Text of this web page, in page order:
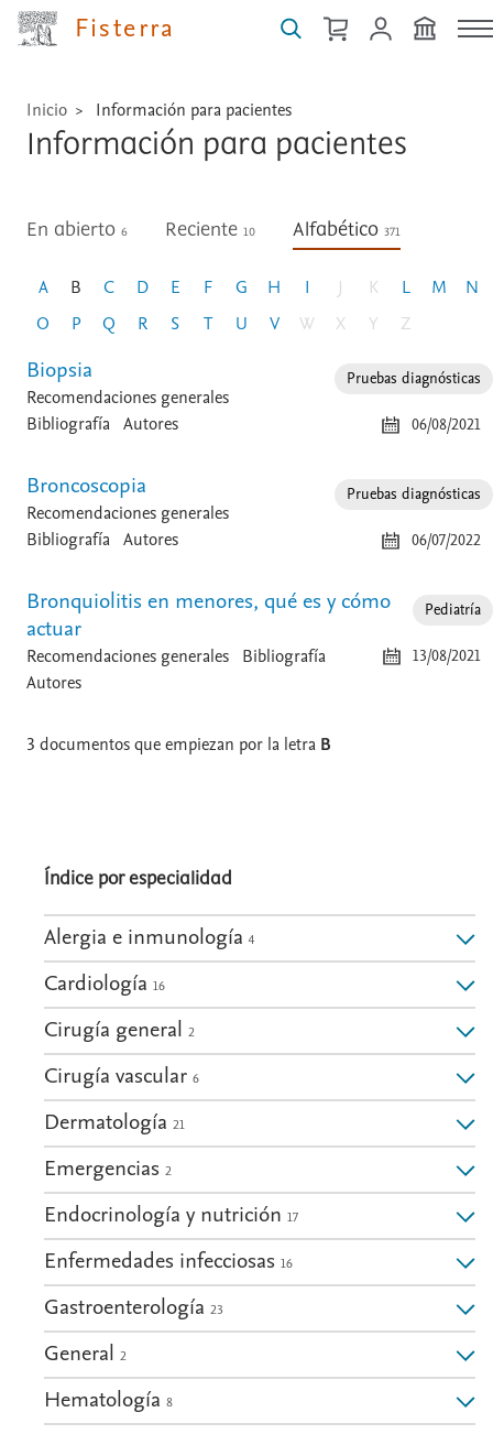
Fisterra
Inicio Información para pacientes
Información para pacientes
En abierto 6 Reciente 10 Alfabético 371
A B C D E F G H I J K L M
N
O
P Q R S T U V W X Y Z
Pruebas diagnósticas
06/08/2021
Biopsia
Recomendaciones generales
Bibliografía Autores
Pruebas diagnósticas
06/07/2022
Broncoscopia
Recomendaciones generales
Bibliografía Autores
Pediatría
13/08/2021
Bronquiolitis en menores, qué es y cómo
actuar
Recomendaciones generales Bibliografía
Autores
3 documentos que empiezan por la letra B
Índice por especialidad
Alergia e inmunología 4
Cardiología 16
Cirugía general 2
Cirugía vascular 6
Dermatología 21
Emergencias 2
Endocrinología y nutrición 17
Enfermedades infecciosas 16
Gastroenterología 23
General 2
Hematología 8